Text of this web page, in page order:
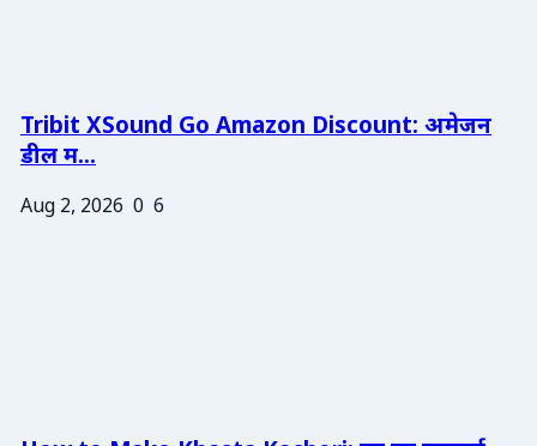
Tribit XSound Go Amazon Discount: अमेजन
डील म...
Aug 2, 2026 0 6